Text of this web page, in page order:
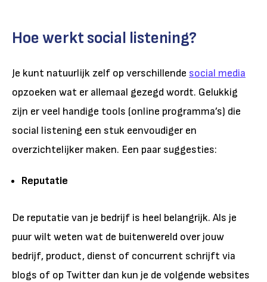
Hoe werkt social listening?
Je kunt natuurlijk zelf op verschillende social media
opzoeken wat er allemaal gezegd wordt. Gelukkig
zijn er veel handige tools (online programma’s) die
social listening een stuk eenvoudiger en
overzichtelijker maken. Een paar suggesties:
Reputatie
De reputatie van je bedrijf is heel belangrijk. Als je
puur wilt weten wat de buitenwereld over jouw
bedrijf, product, dienst of concurrent schrijft via
blogs of op Twitter dan kun je de volgende websites